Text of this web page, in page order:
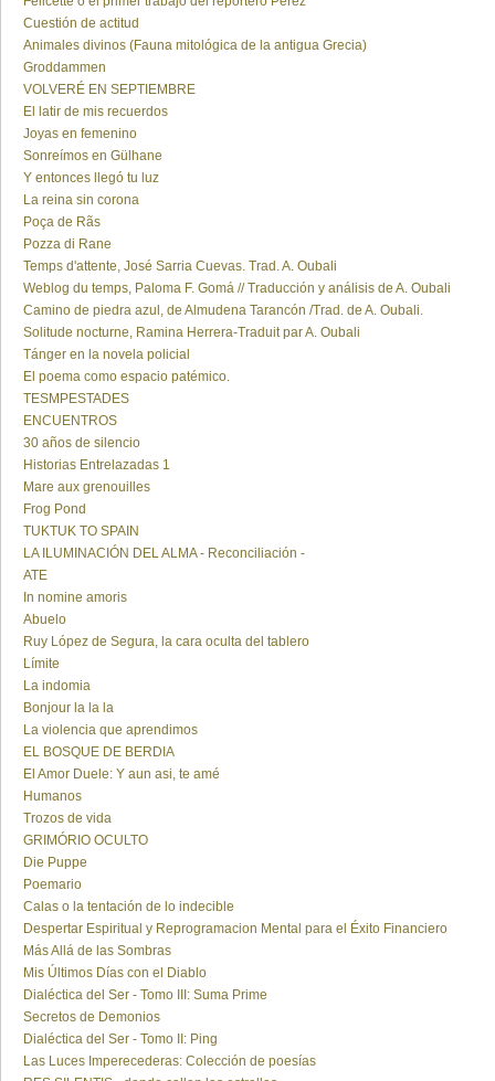
Cuestión de actitud
Animales divinos (Fauna mitológica de la antigua Grecia)
Groddammen
VOLVERÉ EN SEPTIEMBRE
El latir de mis recuerdos
Joyas en femenino
Sonreímos en Gülhane
Y entonces llegó tu luz
La reina sin corona
Poça de Rãs
Pozza di Rane
Temps d'attente, José Sarria Cuevas. Trad. A. Oubali
Weblog du temps, Paloma F. Gomá // Traducción y análisis de A. Oubali
Camino de piedra azul, de Almudena Tarancón /Trad. de A. Oubali.
Solitude nocturne, Ramina Herrera-Traduit par A. Oubali
Tánger en la novela policial
El poema como espacio patémico.
TESMPESTADES
ENCUENTROS
30 años de silencio
Historias Entrelazadas 1
Mare aux grenouilles
Frog Pond
TUKTUK TO SPAIN
LA ILUMINACIÓN DEL ALMA - Reconciliación -
ATE
In nomine amoris
Abuelo
Ruy López de Segura, la cara oculta del tablero
Límite
La indomia
Bonjour la la la
La violencia que aprendimos
EL BOSQUE DE BERDIA
El Amor Duele: Y aun asi, te amé
Humanos
Trozos de vida
GRIMÓRIO OCULTO
Die Puppe
Poemario
Calas o la tentación de lo indecible
Despertar Espiritual y Reprogramacion Mental para el Éxito Financiero
Más Allá de las Sombras
Mis Últimos Días con el Diablo
Dialéctica del Ser - Tomo III: Suma Prime
Secretos de Demonios
Dialéctica del Ser - Tomo II: Ping
Las Luces Imperecederas: Colección de poesías